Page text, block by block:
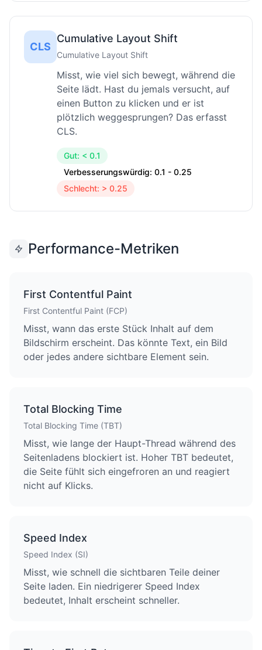
CLS
Cumulative Layout Shift
Cumulative Layout Shift
Misst, wie viel sich bewegt, während die
Seite lädt. Hast du jemals versucht, auf
einen Button zu klicken und er ist
plötzlich weggesprungen? Das erfasst
CLS.
Gut: < 0.1
Verbesserungswürdig: 0.1 - 0.25
Schlecht: > 0.25
Performance-Metriken
First Contentful Paint
First Contentful Paint (FCP)
Misst, wann das erste Stück Inhalt auf dem
Bildschirm erscheint. Das könnte Text, ein Bild
oder jedes andere sichtbare Element sein.
Total Blocking Time
Total Blocking Time (TBT)
Misst, wie lange der Haupt-Thread während des
Seitenladens blockiert ist. Hoher TBT bedeutet,
die Seite fühlt sich eingefroren an und reagiert
nicht auf Klicks.
Speed Index
Speed Index (SI)
Misst, wie schnell die sichtbaren Teile deiner
Seite laden. Ein niedrigerer Speed Index
bedeutet, Inhalt erscheint schneller.